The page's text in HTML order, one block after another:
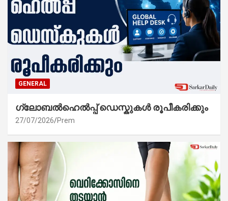
GENERAL
ഗ്ലോബൽഹെൽപ്പ് ഡെസ്കുകൾ രൂപീകരിക്കും
27/07/2026 Prem